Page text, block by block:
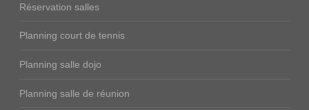
Réservation salles
Planning court de tennis
Planning salle dojo
Planning salle de réunion